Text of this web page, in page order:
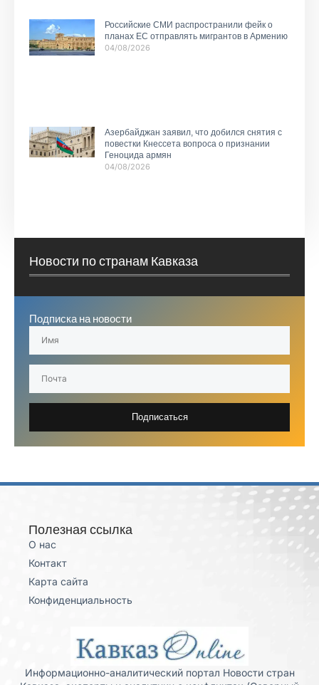
Российские СМИ распространили фейк о
планах ЕС отправлять мигрантов в Армению
04/08/2026
Азербайджан заявил, что добился снятия с
повестки Кнессета вопроса о признании
Геноцида армян
04/08/2026
Новости по странам Кавказа
Подписка на новости
Подписаться
Полезная ссылка
О нас
Контакт
Карта сайта
Конфиденциальность
Информационно-аналитический портал Новости стран